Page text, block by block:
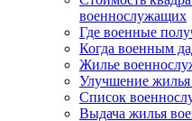
военнослужащих
Где военные
Когда военным
Жилье
Улучшение
Список
Выдача жилья